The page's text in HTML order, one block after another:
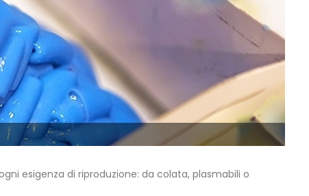
esigenza di riproduzione: da colata, plasmabili o